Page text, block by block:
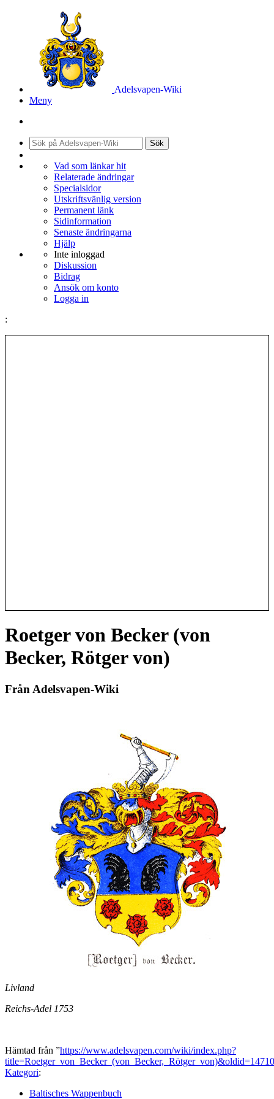
Adelsvapen-Wiki
Meny
Sök
Vad som länkar hit
Relaterade ändringar
Specialsidor
Utskriftsvänlig version
Permanent länk
Sidinformation
Senaste ändringarna
Hjälp
Inte inloggad
Diskussion
Bidrag
Ansök om konto
Logga in
:
Roetger von Becker (von
Becker, Rötger von)
Från Adelsvapen-Wiki
Livland
Reichs-Adel 1753
Hämtad från ”https://www.adelsvapen.com/wiki/index.php?
title=Roetger_von_Becker_(von_Becker,_Rötger_von)&oldid=14710
Kategori:
Baltisches Wappenbuch